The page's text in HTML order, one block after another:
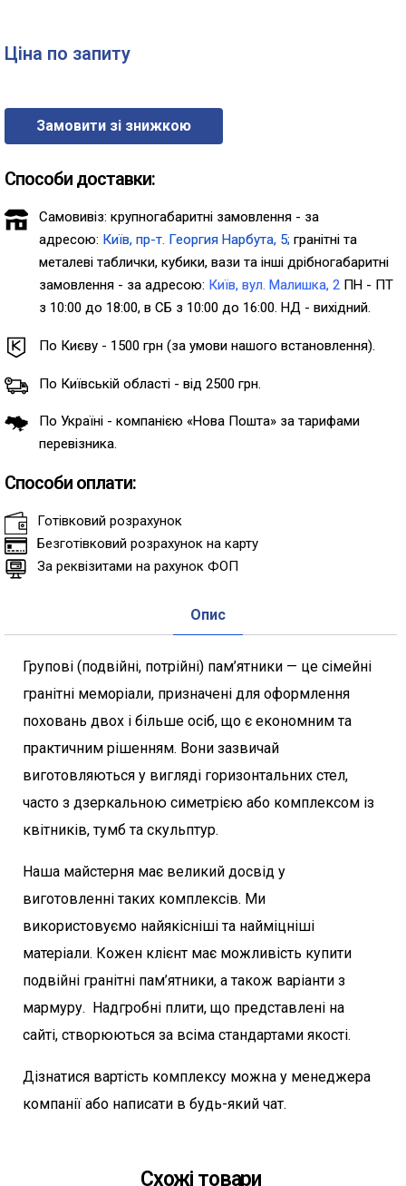
Ціна по запиту
Замовити зі знижкою
Способи доставки:
Самовивіз: крупногабаритні замовлення - за
адресою: Київ, пр-т. Георгия Нарбута, 5;гранітні та
металеві таблички, кубики, вази та інші дрібногабаритні
замовлення - за адресою: Київ, вул. Малишка, 2 ПН - ПТ
з 10:00 до 18:00, в СБ з 10:00 до 16:00. НД - вихідний.
По Києву - 1500 грн (за умови нашого встановлення).
По Київській області - від 2500 грн.
По Україні - компанією «Нова Пошта» за тарифами
перевізника.
Способи оплати:
Готівковий розрахунок
Безготівковий розрахунок на карту
За реквізитами на рахунок ФОП
Опис
Групові (подвійні, потрійні) пам’ятники — це сімейні
гранітні меморіали, призначені для оформлення
поховань двох і більше осіб, що є економним та
практичним рішенням. Вони зазвичай
виготовляються у вигляді горизонтальних стел,
часто з дзеркальною симетрією або комплексом із
квітників, тумб та скульптур.
Наша майстерня має великий досвід у
виготовленні таких комплексів. Ми
використовуємо найякісніші та найміцніші
матеріали. Кожен клієнт має можливість купити
подвійні гранітні пам’ятники, а також варіанти з
мармуру. Надгробні плити, що представлені на
сайті, створюються за всіма стандартами якості.
Дізнатися вартість комплексу можна у менеджера
компанії або написати в будь-який чат.
Схожі товари